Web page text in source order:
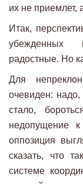
их не приемлет,
Итак,
убежденных
радостные. Но
Для
очевиден:
стало,
недопущение
оппозиция
сказать, что
системе